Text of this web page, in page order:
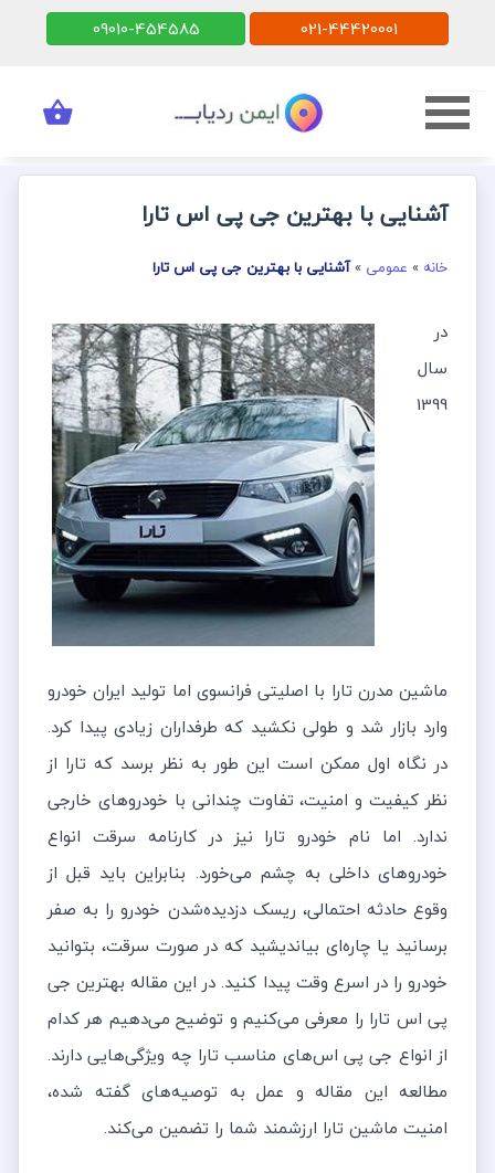
021-44420001
09010-454585
آشنایی با بهترین جی پی اس تارا
خانه » عمومی »آشنایی با بهترین جی پی اس تارا
در
سال
1399
ماشین مدرن تارا با اصلیتی فرانسوی اما تولید ایران خودرو
وارد بازار شد و طولی نکشید که طرفداران زیادی پیدا کرد.
در نگاه اول ممکن است این طور به نظر برسد که تارا از
نظر کیفیت و امنیت، تفاوت چندانی با خودروهای خارجی
ندارد. اما نام خودرو تارا نیز در کارنامه سرقت انواع
خودروهای داخلی به چشم می‌خورد. بنابراین باید قبل از
وقوع حادثه احتمالی، ریسک دزدیده‌شدن خودرو را به صفر
برسانید یا چاره‌ای بیاندیشید که در صورت سرقت، بتوانید
خودرو را در اسرع وقت پیدا کنید. در این مقاله بهترین جی
پی اس تارا را معرفی می‌کنیم و توضیح می‌دهیم هر کدام
از انواع جی پی اس‌های مناسب تارا چه ویژگی‌هایی دارند.
مطالعه این مقاله و عمل به توصیه‌های گفته شده،
امنیت ماشین تارا ارزشمند شما را تضمین می‌کند.